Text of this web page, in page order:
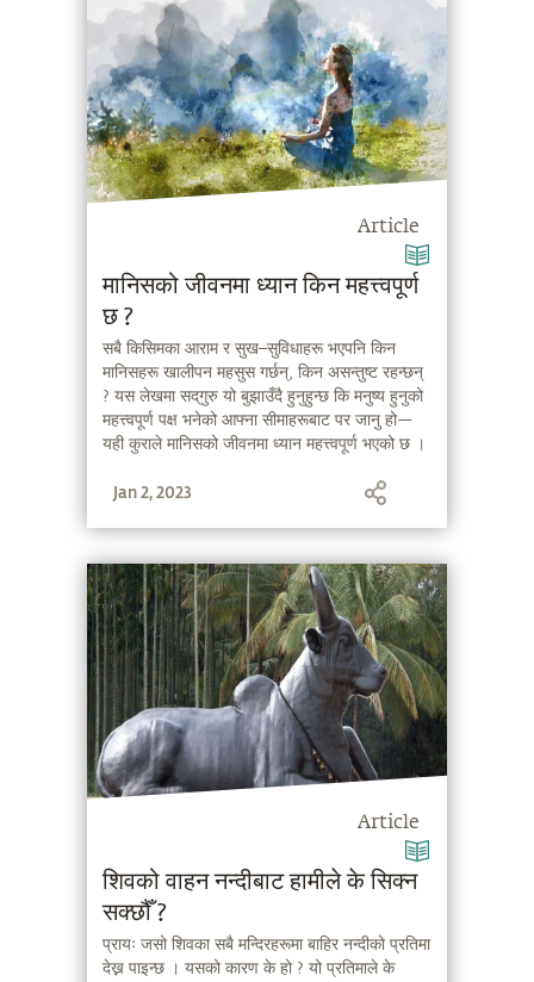
Article
मानिसको जीवनमा ध्यान किन महत्त्वपूर्ण
छ ?
सबै किसिमका आराम र सुख–सुविधाहरू भएपनि किन
मानिसहरू खालीपन महसुस गर्छन्, किन असन्तुष्ट रहन्छन्
? यस लेखमा सद्‌गुरु यो बुझाउँदै हुनुहुन्छ कि मनुष्य हुनुको
महत्त्वपूर्ण पक्ष भनेको आफ्ना सीमाहरूबाट पर जानु हो—
यही कुराले मानिसको जीवनमा ध्यान महत्त्वपूर्ण भएको छ ।
Jan 2, 2023
Article
शिवको वाहन नन्दीबाट हामीले के सिक्न
सक्छौँ ?
प्रायः जसो शिवका सबै मन्दिरहरूमा बाहिर नन्दीको प्रतिमा
देख्न पाइन्छ । यसको कारण के हो ? यो प्रतिमाले के